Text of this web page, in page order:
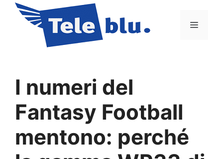
contenuto
Menu
I numeri del
Fantasy Football
mentono: perché